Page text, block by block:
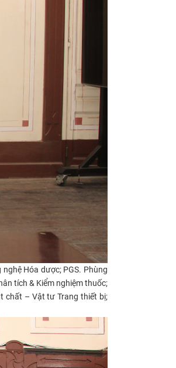
Hóa dược; PGS. Phùng
tích & Kiểm nghiệm thuốc;
chất – Vật tư Trang thiết bị;